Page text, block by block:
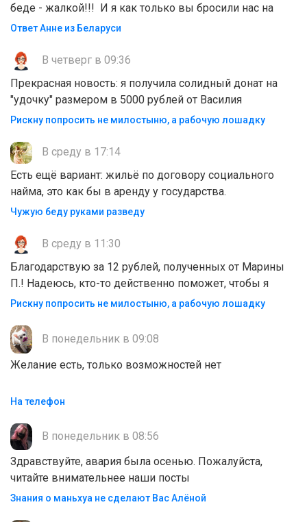
беде - жалкой!!! И я как только вы бросили нас на
Ответ Анне из Беларуси
В четверг в 09:36
Прекрасная новость: я получила солидный донат на
"удочку" размером в 5000 рублей от Василия
Рискну попросить не милостыню, а рабочую лошадку
В среду в 17:14
Есть ещё вариант: жильё по договору социального
найма, это как бы в аренду у государства.
Чужую беду руками разведу
В среду в 11:30
Благодарствую за 12 рублей, полученных от Марины
П.! Надеюсь, кто-то действенно поможет, чтобы я
Рискну попросить не милостыню, а рабочую лошадку
В понедельник в 09:08
Желание есть, только возможностей нет
На телефон
В понедельник в 08:56
Здравствуйте, авария была осенью. Пожалуйста,
читайте внимательнее наши посты
Знания о маньхуа не сделают Вас Алëной